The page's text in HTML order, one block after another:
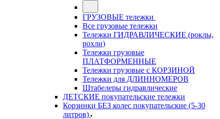
ГРУЗОВЫЕ тележки
Все грузовые тележки
Тележки ГИДРАВЛИЧЕСКИЕ (роклы,
рохли)
Тележки грузовые
ПЛАТФОРМЕННЫЕ
Тележки грузовые с КОРЗИНОЙ
Тележки для ДЛИННОМЕРОВ
Штабелеры гидравлические
ДЕТСКИЕ покупательские тележки
Корзинки БЕЗ колес покупательские (5-30
литров)